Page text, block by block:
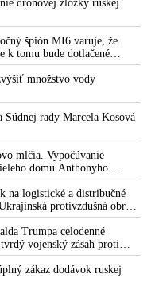
dronovej zložky ruskej
špión MI6 varuje, že
k tomu bude dotlačené
v roku 2022.
diplomatov,
zimu. Putin vraj bude
neskončí
množstvo vody
rady Marcela Kosová
mlčia. Vypočúvanie
domu Anthonyho
väčšina médií ignorovala
na logistické a distribučné
protivzdušná obrana
na Kyjev a jeho okolie
Trumpa celodenné
vojenský zásah proti
zákaz dodávok ruskej